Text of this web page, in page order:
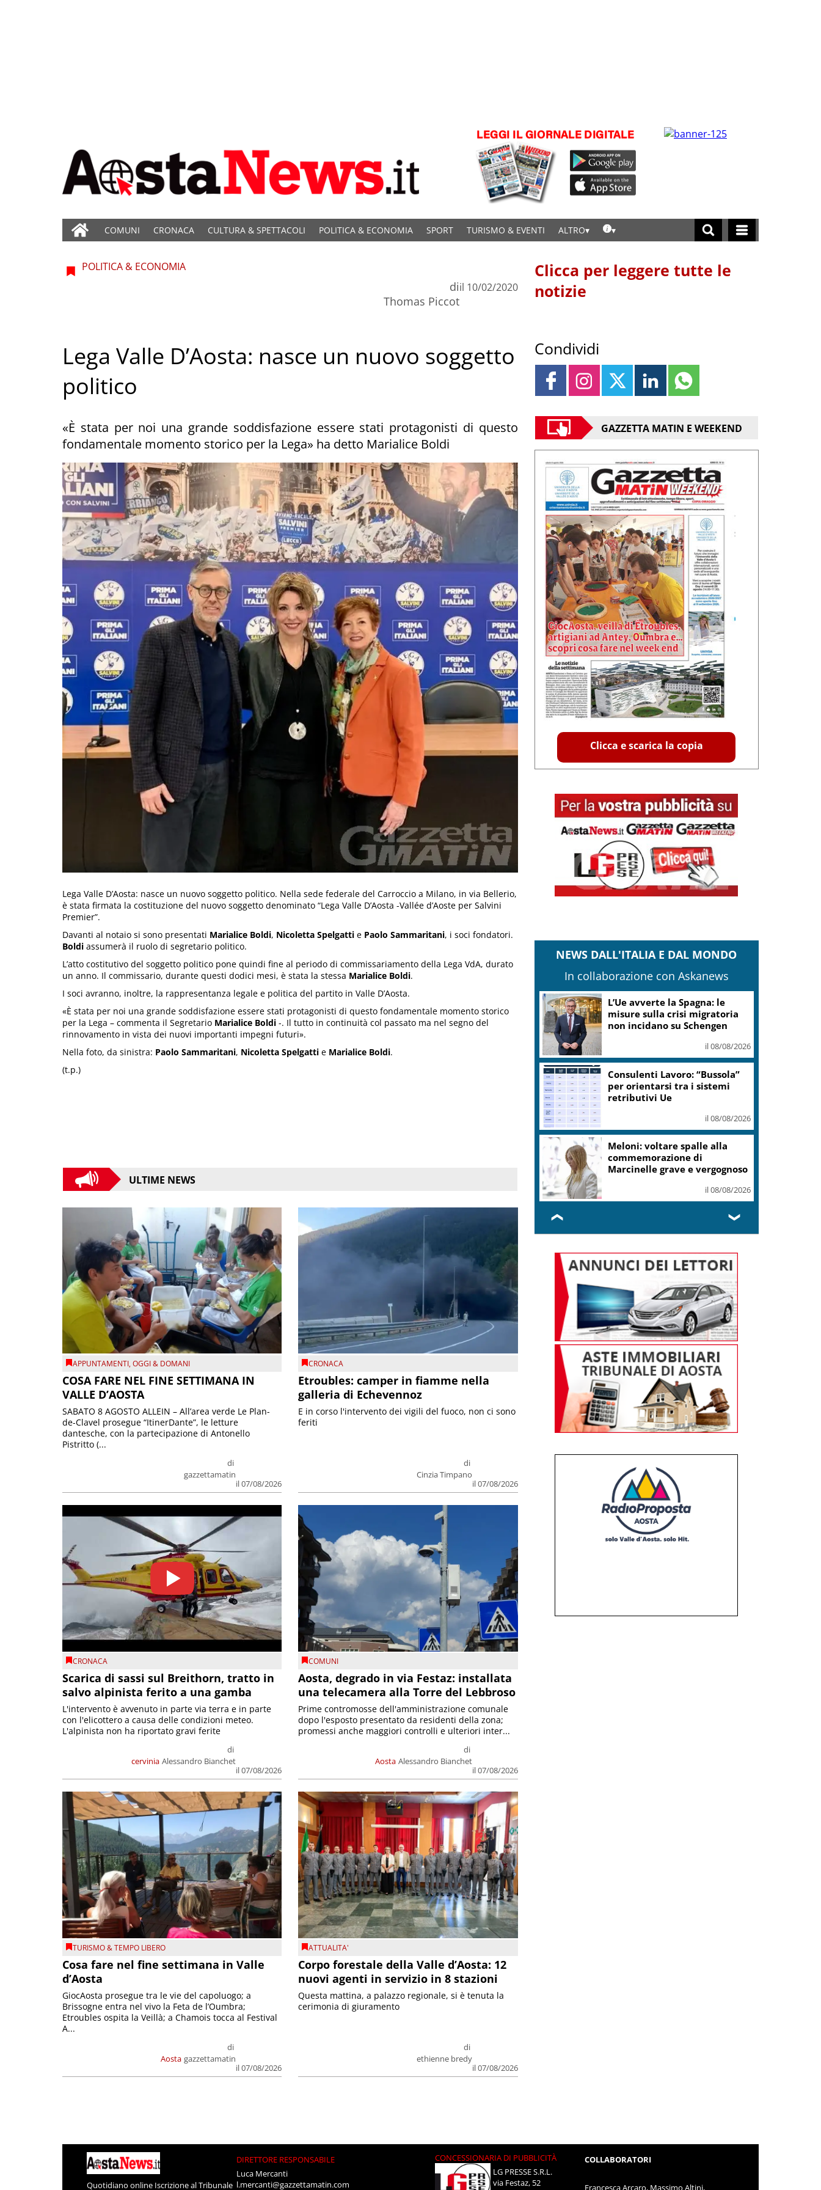
COMUNI CRONACA CULTURA & SPETTACOLI POLITICA & ECONOMIA SPORT TURISMO & EVENTI ALTRO
POLITICA & ECONOMIA
di
Thomas Piccot
il 10/02/2020
Lega Valle D’Aosta: nasce un nuovo soggetto
politico
«È stata per noi una grande soddisfazione essere stati protagonisti di questo
fondamentale momento storico per la Lega» ha detto Marialice Boldi
Lega Valle D’Aosta: nasce un nuovo soggetto politico. Nella sede federale del Carroccio a Milano, in via Bellerio,
è stata firmata la costituzione del nuovo soggetto denominato “Lega Valle D’Aosta -Vallée d’Aoste per Salvini
Premier”.
Davanti al notaio si sono presentati Marialice Boldi, Nicoletta Spelgatti e Paolo Sammaritani, i soci fondatori.
Boldi assumerà il ruolo di segretario politico.
L’atto costitutivo del soggetto politico pone quindi fine al periodo di commissariamento della Lega VdA, durato
un anno. Il commissario, durante questi dodici mesi, è stata la stessa Marialice Boldi.
I soci avranno, inoltre, la rappresentanza legale e politica del partito in Valle D’Aosta.
«È stata per noi una grande soddisfazione essere stati protagonisti di questo fondamentale momento storico
per la Lega – commenta il Segretario Marialice Boldi -. Il tutto in continuità col passato ma nel segno del
rinnovamento in vista dei nuovi importanti impegni futuri».
Nella foto, da sinistra: Paolo Sammaritani, Nicoletta Spelgatti e Marialice Boldi.
(t.p.)
ULTIME NEWS
APPUNTAMENTI,OGGI & DOMANI
COSA FARE NEL FINE SETTIMANA IN
VALLE D’AOSTA
di
gazzettamatin
il 07/08/2026
SABATO 8 AGOSTO ALLEIN – All’area verde Le Plan-
de-Clavel prosegue “ItinerDante”, le letture
dantesche, con la partecipazione di Antonello
Pistritto (...
CRONACA
Etroubles: camper in fiamme nella
galleria di Echevennoz
di
Cinzia Timpano
il 07/08/2026
E in corso l'intervento dei vigili del fuoco, non ci sono
feriti
CRONACA
Scarica di sassi sul Breithorn, tratto in
salvo alpinista ferito a una gamba
cervinia
di
Alessandro Bianchet
il 07/08/2026
L'intervento è avvenuto in parte via terra e in parte
con l'elicottero a causa delle condizioni meteo.
L'alpinista non ha riportato gravi ferite
COMUNI
Aosta, degrado in via Festaz: installata
una telecamera alla Torre del Lebbroso
Aosta
di
Alessandro Bianchet
il 07/08/2026
Prime contromosse dell'amministrazione comunale
dopo l'esposto presentato da residenti della zona;
promessi anche maggiori controlli e ulteriori inter...
TURISMO & TEMPO LIBERO
Cosa fare nel fine settimana in Valle
d’Aosta
Aosta
di
gazzettamatin
il 07/08/2026
GiocAosta prosegue tra le vie del capoluogo; a
Brissogne entra nel vivo la Feta de l’Oumbra;
Etroubles ospita la Veillà; a Chamois tocca al Festival
A...
ATTUALITA'
Corpo forestale della Valle d’Aosta: 12
nuovi agenti in servizio in 8 stazioni
di
ethienne bredy
il 07/08/2026
Questa mattina, a palazzo regionale, si è tenuta la
cerimonia di giuramento
Clicca per leggere tutte le
notizie
Condividi
GAZZETTA MATIN E WEEKEND
Clicca e scarica la copia
NEWS DALL'ITALIA E DAL MONDO
In collaborazione con Askanews
L’Ue avverte la Spagna: le
misure sulla crisi migratoria
non incidano su Schengen
il 08/08/2026
Consulenti Lavoro: “Bussola”
per orientarsi tra i sistemi
retributivi Ue
il 08/08/2026
Meloni: voltare spalle alla
commemorazione di
Marcinelle grave e vergognoso
il 08/08/2026
❮ ❯
Quotidiano online Iscrizione al Tribunale
DIRETTORE RESPONSABILE
Luca Mercanti
l.mercanti@gazzettamatin.com
CONCESSIONARIA DI PUBBLICITÀ
LG PRESSE S.R.L.
via Festaz, 52
COLLABORATORI
Francesca Arcaro, Massimo Altini,